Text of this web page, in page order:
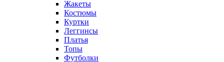
Жакеты
Костюмы
Куртки
Леггинсы
Платья
Топы
Футболки